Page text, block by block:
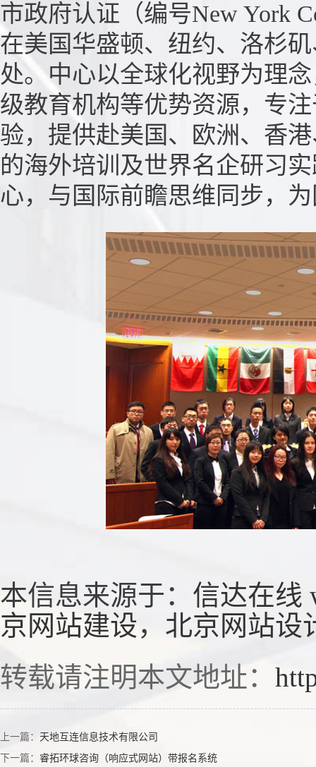
市政府认证（编号New York
在美国华盛顿、纽约、洛杉
处。中心以全球化视野为理
级教育机构等优势资源，专
验，提供赴美国、欧洲、香
的海外培训及世界名企研习
心，与国际前瞻思维同步，
本信息来源于： 信达在线
京网站建设， 北京网站设
转载请注明本文地址：
上一篇： 天地互连信息技术有限公司
下一篇： 睿拓环球咨询（响应式网站）带报名系统